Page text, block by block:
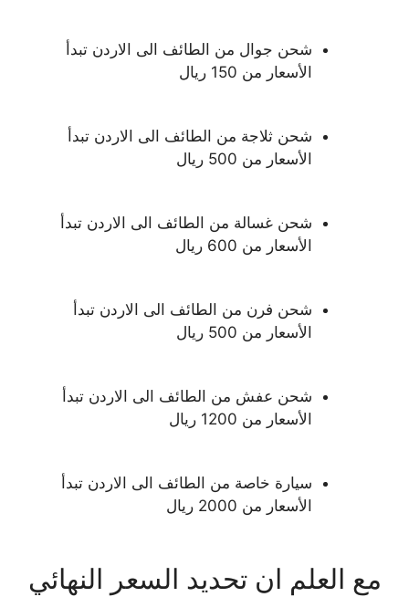
شحن جوال من الطائف الى الاردن تبدأ
الأسعار من 150 ريال
شحن ثلاجة من الطائف الى الاردن تبدأ
الأسعار من 500 ريال
شحن غسالة من الطائف الى الاردن تبدأ
الأسعار من 600 ريال
شحن فرن من الطائف الى الاردن تبدأ
الأسعار من 500 ريال
شحن عفش من الطائف الى الاردن تبدأ
الأسعار من 1200 ريال
سيارة خاصة من الطائف الى الاردن تبدأ
الأسعار من 2000 ريال
مع العلم ان تحديد السعر النهائي